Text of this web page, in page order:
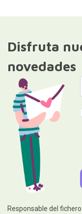
Disfruta
novedades
Responsable del